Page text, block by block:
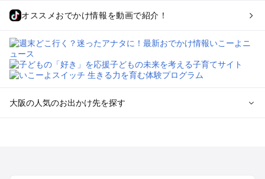
オススメおでかけ情報を動画で紹介！
大阪の人気のお出かけ先を探す